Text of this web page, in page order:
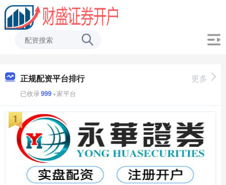
正规配资平台排行
已收录999+家平台
更多